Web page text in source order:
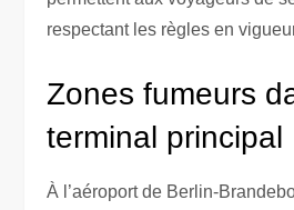
respectant les règles en
Zones fumeurs
terminal principal
À l’aéroport de Berlin-